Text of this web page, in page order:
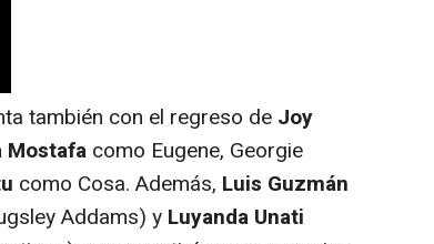
también con el regreso de Joy
Mostafa como Eugene, Georgie
como Cosa. Además, Luis Guzmán
Addams) y Luyanda Unati